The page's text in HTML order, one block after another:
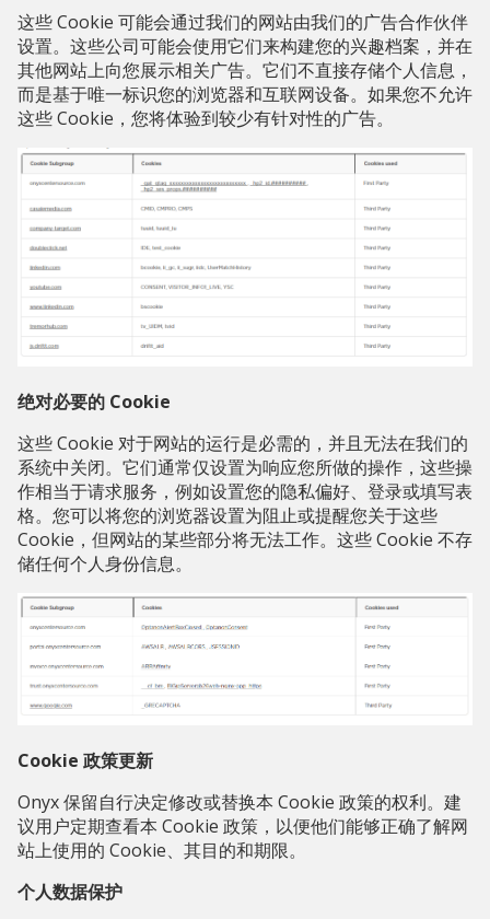
这些 Cookie 可能会通过我们的网站由我们的广告合作伙伴
设置。这些公司可能会使用它们来构建您的兴趣档案，并在
其他网站上向您展示相关广告。它们不直接存储个人信息，
而是基于唯一标识您的浏览器和互联网设备。如果您不允许
这些 Cookie，您将体验到较少有针对性的广告。
绝对必要的 Cookie
这些 Cookie 对于网站的运行是必需的，并且无法在我们的
系统中关闭。它们通常仅设置为响应您所做的操作，这些操
作相当于请求服务，例如设置您的隐私偏好、登录或填写表
格。您可以将您的浏览器设置为阻止或提醒您关于这些
Cookie，但网站的某些部分将无法工作。这些 Cookie 不存
储任何个人身份信息。
Cookie 政策更新
Onyx 保留自行决定修改或替换本 Cookie 政策的权利。建
议用户定期查看本 Cookie 政策，以便他们能够正确了解网
站上使用的 Cookie、其目的和期限。
个人数据保护